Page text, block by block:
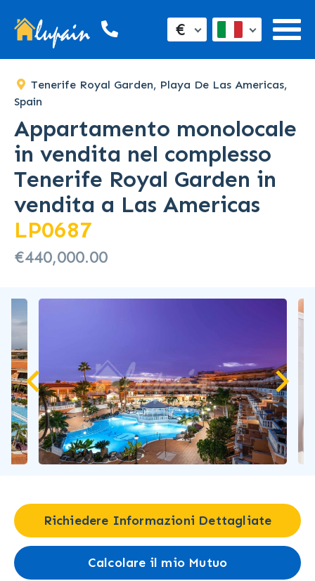
€
Tenerife Royal Garden, Playa De Las Americas,
Spain
Appartamento monolocale
in vendita nel complesso
Tenerife Royal Garden in
vendita a Las Americas
LP0687
€440,000.00
Richiedere Informazioni Dettagliate
Calcolare il mio Mutuo